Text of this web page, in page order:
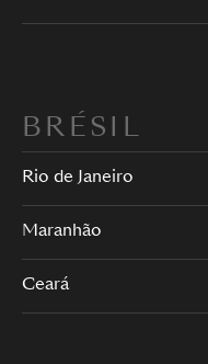
BRÉSIL
Rio de Janeiro
Maranhão
Ceará